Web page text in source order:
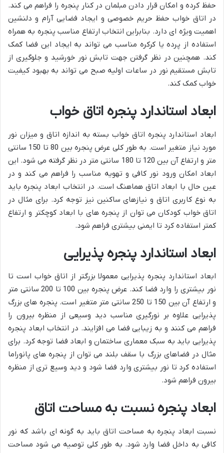
حفظ کرده و امکان قرار دادن مبلمان در کنار پنجره را فراهم می کند.
در اتاق خواب حفظ حریم خصوصی و ایجاد فضایی آرام و دلنشین
اهمیت ویژه ای دارد. بنابراین انتخاب ارتفاع مناسب پنجره به همراه
استفاده از پرده یا کرکره مناسب می تواند به ایجاد این فضا کمک
کند. همچنین در نظر گرفتن جهت تابش نور خورشید و جلوگیری از
تابش مستقیم نور در ساعات اولیه صبح می تواند به بهبود کیفیت
خواب کمک کند.
ابعاد استاندارد پنجره اتاق خواب
ابعاد استاندارد پنجره اتاق خواب بسته به اندازه اتاق و میزان نور
مورد نیاز متغیر است. به طور کلی عرض پنجره بین 80 تا 150 سانتی
متر و ارتفاع آن بین 120 تا 180 سانتی متر در نظر گرفته می شود. این
ابعاد امکان ورود نور کافی و تهویه مناسب را فراهم می کند و در
عین حال با ابعاد اتاق هماهنگ است. در انتخاب ابعاد پنجره باید
به نوع کاربری اتاق و نیازهای ساکنین نیز توجه کرد. برای مثال در
اتاق خواب کودکان می توان از پنجره های با ابعاد کوچکتر و ارتفاع
کمتر استفاده کرد تا ایمنی بیشتری فراهم شود.
ابعاد استاندارد پنجره پذیرایی
ابعاد استاندارد پنجره پذیرایی معمولا بزرگتر از اتاق خواب است تا
نور بیشتری را وارد فضا کند. عرض پنجره بین 100 تا 200 سانتی متر
و ارتفاع آن بین 150 تا 250 سانتی متر متغیر است. پنجره های بزرگ
پذیرایی علاوه بر نورگیری مناسب دید وسیعی از منظره بیرون را
فراهم می کنند و به زیبایی فضا می افزایند. در انتخاب ابعاد پنجره
پذیرایی باید به سبک معماری ساختمان و ابعاد فضا توجه کرد. برای
مثال در فضاهای بزرگ با سقف بلند می توان از پنجره های پانوراما
استفاده کرد تا نور بیشتری وارد فضا شود و دید وسیع تری از منظره
بیرون فراهم شود.
ابعاد پنجره نسبت به مساحت اتاق
نسبت ابعاد پنجره به مساحت اتاق باید به گونه ای باشد که نور
کافی به داخل فضا وارد شود. به طور کلی توصیه می شود مساحت